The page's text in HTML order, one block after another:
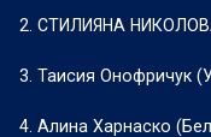
2. СТИЛИЯНА
3. Таисия Онофричук
4. Алина Харнаско